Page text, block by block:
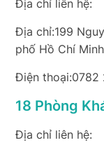
Địa chỉ liên hệ:
Địa chỉ:199
phố Hồ Chí
Điện thoại:0782
18 Phòng
Địa chỉ liên hệ: